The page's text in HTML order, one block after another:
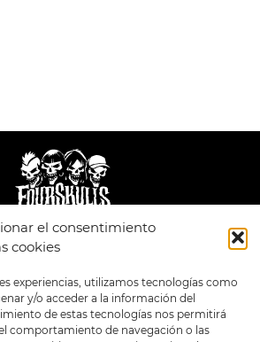
el consentimiento
cookies
experiencias, utilizamos tecnologías como
y/o acceder a la información del
de estas tecnologías nos permitirá
comportamiento de navegación o las
TIENDA
ESTILOS
FORMATOS
PREVENTAS
OFERTAS
MERCHANDISING